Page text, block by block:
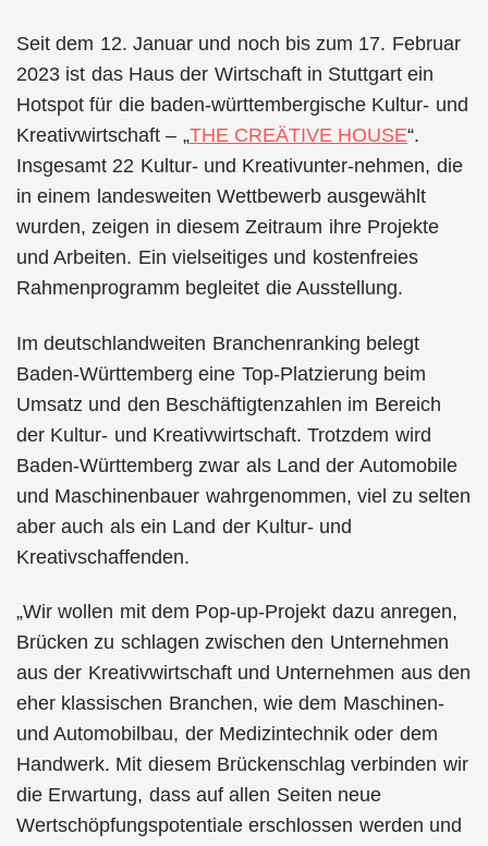
Seit dem 12. Januar und noch bis zum 17. Februar
2023 ist das Haus der Wirtschaft in Stuttgart ein
Hotspot für die baden-württembergische Kultur- und
Kreativwirtschaft – „THE CREÄTIVE HOUSE“.
Insgesamt 22 Kultur- und Kreativunter-nehmen, die
in einem landesweiten Wettbewerb ausgewählt
wurden, zeigen in diesem Zeitraum ihre Projekte
und Arbeiten. Ein vielseitiges und kostenfreies
Rahmenprogramm begleitet die Ausstellung.
Im deutschlandweiten Branchenranking belegt
Baden-Württemberg eine Top-Platzierung beim
Umsatz und den Beschäftigtenzahlen im Bereich
der Kultur- und Kreativwirtschaft. Trotzdem wird
Baden-Württemberg zwar als Land der Automobile
und Maschinenbauer wahrgenommen, viel zu selten
aber auch als ein Land der Kultur- und
Kreativschaffenden.
„Wir wollen mit dem Pop-up-Projekt dazu anregen,
Brücken zu schlagen zwischen den Unternehmen
aus der Kreativwirtschaft und Unternehmen aus den
eher klassischen Branchen, wie dem Maschinen-
und Automobilbau, der Medizintechnik oder dem
Handwerk. Mit diesem Brückenschlag verbinden wir
die Erwartung, dass auf allen Seiten neue
Wertschöpfungspotentiale erschlossen werden und